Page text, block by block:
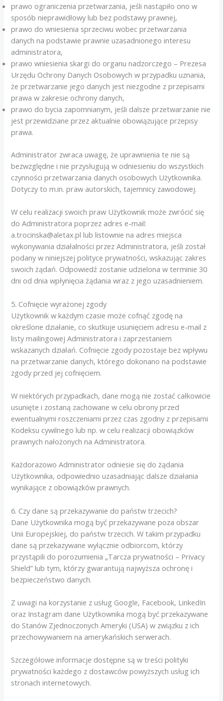
prawo ograniczenia przetwarzania, jeśli nastąpiło ono w
sposób nieprawidłowy lub bez podstawy prawnej,
prawo do wniesienia sprzeciwu wobec przetwarzania
danych na podstawie prawnie uzasadnionego interesu
administratora,
prawo wniesienia skargi do organu nadzorczego – Prezesa
Urzędu Ochrony Danych Osobowych w przypadku uznania,
że przetwarzanie jego danych jest niezgodne z przepisami
prawa w zakresie ochrony danych,
prawo do bycia zapomnianym, jeśli dalsze przetwarzanie nie
jest przewidziane przez aktualnie obowiązujące przepisy
prawa.
Administrator zwraca uwagę, że uprawnienia te nie są
bezwzględne i nie przysługują w odniesieniu do wszystkich
czynności przetwarzania danych osobowych Użytkownika.
Dotyczy to m.in. praw autorskich, tajemnicy zawodowej.
W celu realizacji swoich praw Użytkownik może zwrócić się
do Administratora poprzez adres e-mail:
a.trocinska@aletax.pl lub listownie na adres miejsca
wykonywania działalności przez Administratora, jeśli został
podany w niniejszej polityce prywatności, wskazując zakres
swoich żądań. Odpowiedź zostanie udzielona w terminie 30
dni od dnia wpłynięcia żądania wraz z jego uzasadnieniem.
5. Cofnięcie wyrażonej zgody
Użytkownik w każdym czasie może cofnąć zgodę na
określone działanie, co skutkuje usunięciem adresu e-mail z
listy mailingowej Administratora i zaprzestaniem
wskazanych działań. Cofnięcie zgody pozostaje bez wpływu
na przetwarzanie danych, którego dokonano na podstawie
zgody przed jej cofnięciem.
W niektórych przypadkach, dane mogą nie zostać całkowicie
usunięte i zostaną zachowane w celu obrony przed
ewentualnymi roszczeniami przez czas zgodny z przepisami
Kodeksu cywilnego lub np. w celu realizacji obowiązków
prawnych nałożonych na Administratora.
Każdorazowo Administrator odniesie się do żądania
Użytkownika, odpowiednio uzasadniając dalsze działania
wynikające z obowiązków prawnych.
6. Czy dane są przekazywanie do państw trzecich?
Dane Użytkownika mogą być przekazywane poza obszar
Unii Europejskiej, do państw trzecich. W takim przypadku
dane są przekazywane wyłącznie odbiorcom, którzy
przystąpili do porozumienia „Tarcza prywatności – Privacy
Shield” lub tym, którzy gwarantują najwyższa ochronę i
bezpieczeństwo danych.
Z uwagi na korzystanie z usług Google, Facebook, LinkedIn
oraz Instagram dane Użytkownika mogą być przekazywane
do Stanów Zjednoczonych Ameryki (USA) w związku z ich
przechowywaniem na amerykańskich serwerach.
Szczegółowe informacje dostępne są w treści polityki
prywatności każdego z dostawców powyższych usług ich
stronach internetowych.